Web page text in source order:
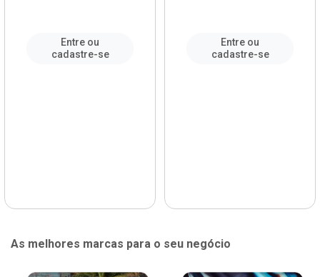
Entre ou
cadastre-se
Entre ou
cadastre-se
As melhores marcas para o seu negócio